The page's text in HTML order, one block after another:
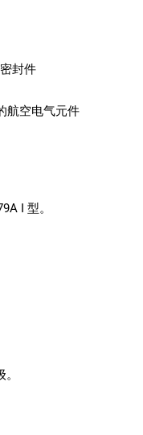
封件
航空电气元件
I 型。